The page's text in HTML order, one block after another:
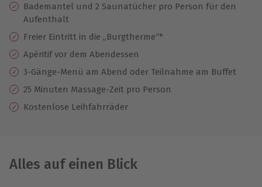
Bademantel und 2 Saunatücher pro Person für den
Aufenthalt
Freier Eintritt in die „Burgtherme“*
Apéritif vor dem Abendessen
3-Gänge-Menü am Abend oder Teilnahme am Buffet
25 Minuten Massage-Zeit pro Person
Kostenlose Leihfahrräder
Alles auf einen Blick